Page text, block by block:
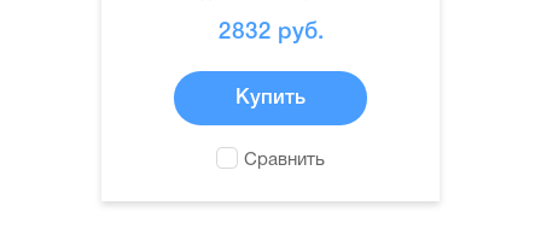
2832 руб.
Купить
Сравнить